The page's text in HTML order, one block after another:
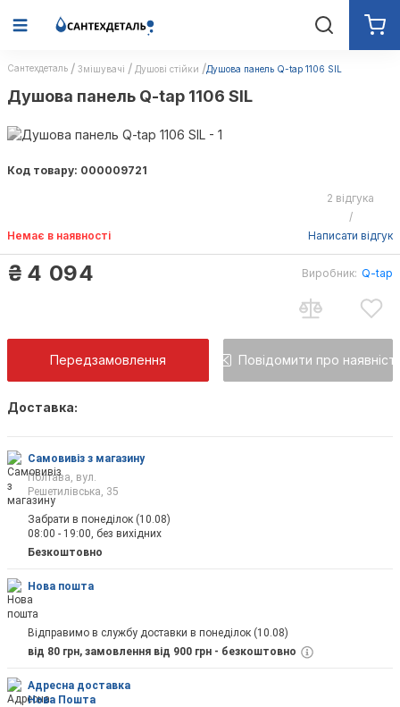
Сантехдеталь Змішувачі Душові стійки Душова панель Q-tap 1106 SIL
Душова панель Q-tap 1106 SIL
Код товару: 000009721
Немає в наявності
2 відгука
/
Написати відгук
₴ 4 094 Виробник: Q-tap
Передзамовлення Повідомити про
Доставка:
Самовивіз з магазину
Полтава, вул.
Решетилівська, 35
Забрати в понеділок (10.08)
08:00 - 19:00, без вихідних
Безкоштовно
Нова пошта
Відправимо в службу доставки в понеділок (10.08)
від 80 грн, замовлення від 900 грн - безкоштовно
Адресна доставка
Нова Пошта